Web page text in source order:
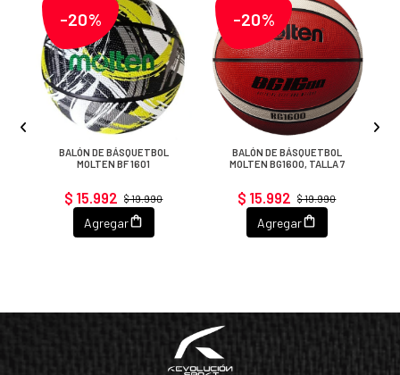
-20%
BALÓN DE BÁSQUETBOL
MOLTEN BF 1601
$ 19.990
$ 15.992
Agregar
-20%
BALÓN DE BÁSQUETBOL
MOLTEN BG1600, TALLA 7
$ 19.990
$ 15.992
Agregar